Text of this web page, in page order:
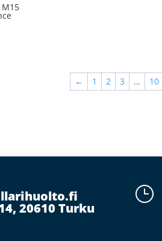
← 1 2 3 … 10
20610 Turku
}